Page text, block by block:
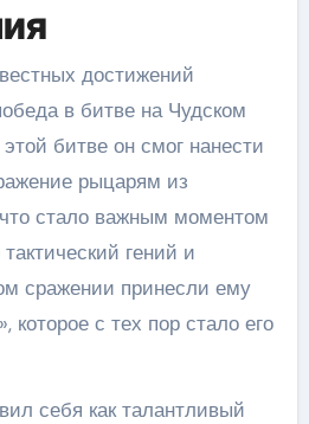
достижений
в битве на Чудском
битве он смог нанести
рыцарям из
стало важным моментом
гений и
сражении принесли ему
которое с тех пор стало его
себя как талантливый